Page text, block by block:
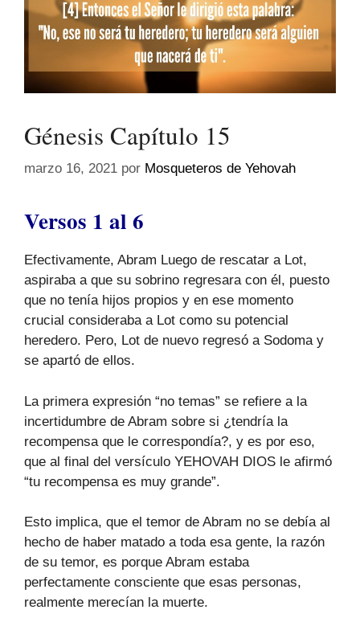
Génesis Capítulo 15
marzo 16, 2021 por Mosqueteros de Yehovah
Versos 1 al 6
Efectivamente, Abram Luego de rescatar a Lot,
aspiraba a que su sobrino regresara con él, puesto
que no tenía hijos propios y en ese momento
crucial consideraba a Lot como su potencial
heredero. Pero, Lot de nuevo regresó a Sodoma y
se apartó de ellos.
La primera expresión “no temas” se refiere a la
incertidumbre de Abram sobre si ¿tendría la
recompensa que le correspondía?, y es por eso,
que al final del versículo YEHOVAH DIOS le afirmó
“tu recompensa es muy grande”.
Esto implica, que el temor de Abram no se debía al
hecho de haber matado a toda esa gente, la razón
de su temor, es porque Abram estaba
perfectamente consciente que esas personas,
realmente merecían la muerte.